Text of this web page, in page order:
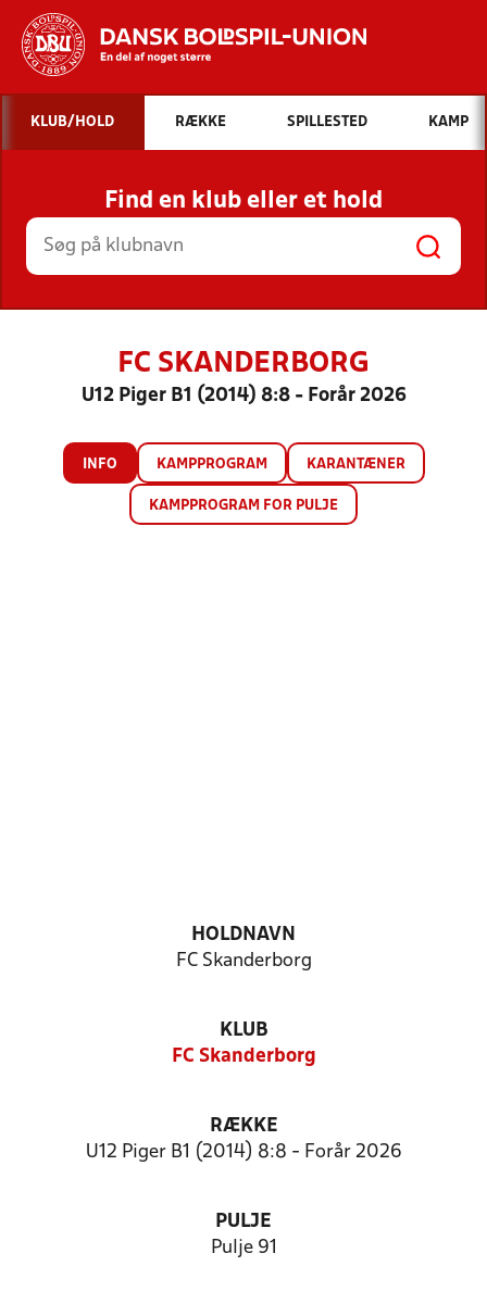
Hvad vil du søge efter?
INDHOLD OG NYHEDER
STILLINGER, RESULTATER, KLUBBER OG
HOLD
KLUB/HOLD RÆKKE SPILLESTED KAMP
Find en klub eller et hold
FC SKANDERBORG
U12 Piger B1 (2014) 8:8 - Forår 2026
INFO KAMPPROGRAM KARANTÆNER
KAMPPROGRAM FOR PULJE
HOLDNAVN
FC Skanderborg
KLUB
FC Skanderborg
RÆKKE
U12 Piger B1 (2014) 8:8 - Forår 2026
PULJE
Pulje 91